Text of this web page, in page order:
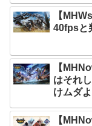
【
40fpsと
【
はそれ
けムダよ
【